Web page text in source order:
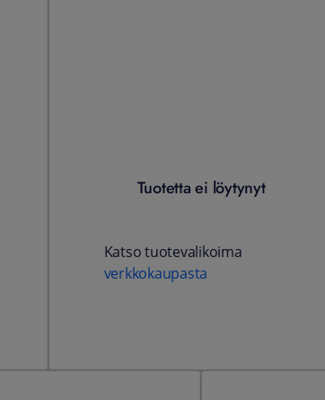
Tuotetta ei löytynyt
Katso tuotevalikoima
verkkokaupasta